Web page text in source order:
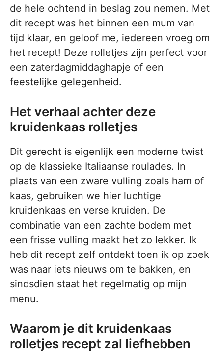
de hele ochtend in beslag zou nemen. Met
dit recept was het binnen een mum van
tijd klaar, en geloof me, iedereen vroeg om
het recept! Deze rolletjes zijn perfect voor
een zaterdagmiddaghapje of een
feestelijke gelegenheid.
Het verhaal achter deze
kruidenkaas rolletjes
Dit gerecht is eigenlijk een moderne twist
op de klassieke Italiaanse roulades. In
plaats van een zware vulling zoals ham of
kaas, gebruiken we hier luchtige
kruidenkaas en verse kruiden. De
combinatie van een zachte bodem met
een frisse vulling maakt het zo lekker. Ik
heb dit recept zelf ontdekt toen ik op zoek
was naar iets nieuws om te bakken, en
sindsdien staat het regelmatig op mijn
menu.
Waarom je dit kruidenkaas
rolletjes recept zal liefhebben